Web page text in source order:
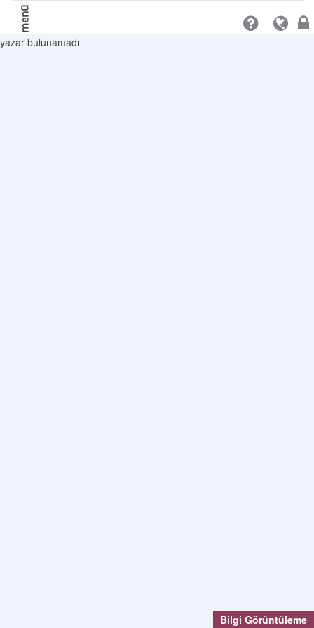
Bilgi Görüntüleme
menü
yazar bulunamadı